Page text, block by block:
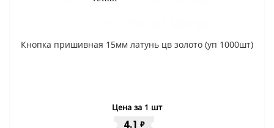
Кнопка пришивная 15мм латунь цв золото (уп 1000шт)
Цена за 1 шт
4.1 ₽